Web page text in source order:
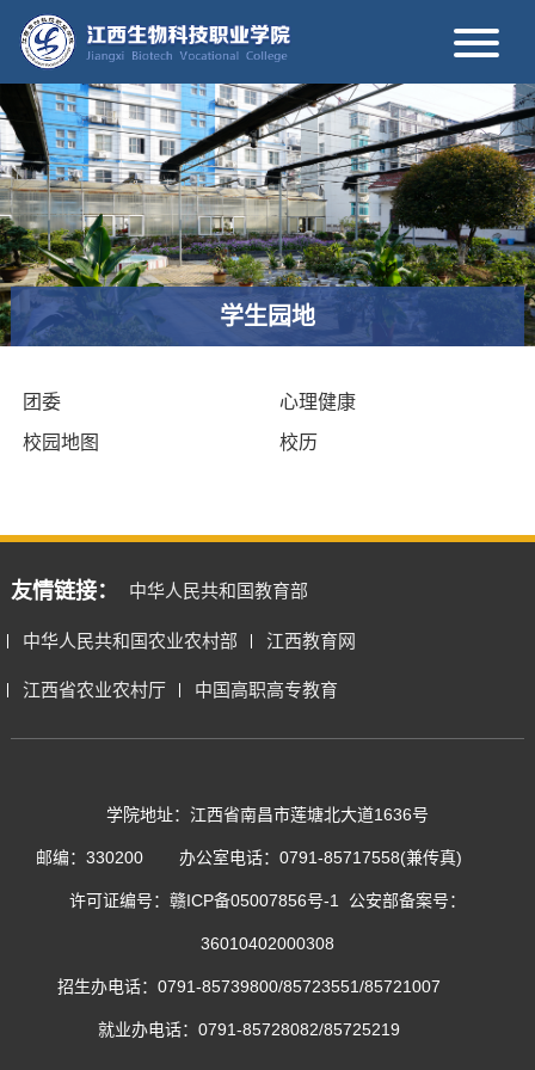
学生园地
团委
心理健康
校园地图
校历
友情链接： 中华人民共和国教育部
中华人民共和国农业农村部 江西教育网
江西省农业农村厅 中国高职高专教育
学院地址：江西省南昌市莲塘北大道1636号
邮编：330200 办公室电话：0791-85717558(兼传真)
许可证编号： 赣ICP备05007856号-1 公安部备案号：
36010402000308
招生办电话：0791-85739800/85723551/85721007
就业办电话：0791-85728082/85725219